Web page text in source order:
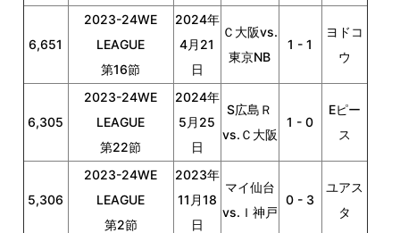
6,651
2023-24WE
LEAGUE
第16節
2024年
4月21
日
Ｃ大阪vs.
東京NB
1 - 1
ヨドコ
ウ
6,305
2023-24WE
LEAGUE
第22節
2024年
5月25
日
S広島Ｒ
vs.Ｃ大阪
1 - 0
Eピー
ス
5,306
2023-24WE
LEAGUE
第2節
2023年
11月18
日
マイ仙台
vs.Ｉ神戸
0 - 3
ユアス
タ